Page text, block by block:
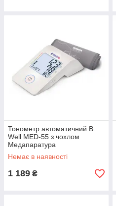
Тонометр автоматичний B.
Well MED-55 з чохлом
Медапаратура
Немає в наявності
1 189 ₴